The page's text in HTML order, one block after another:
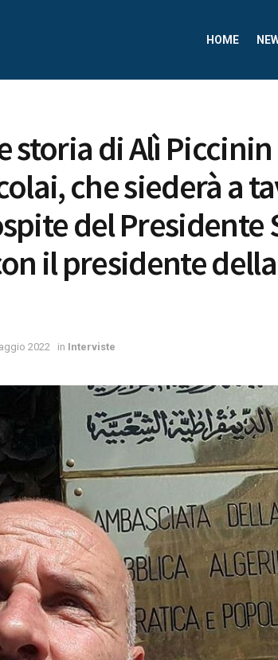
HOME
storia di Alì
che siederà a
del Presidente
il presidente
2022 in Interviste